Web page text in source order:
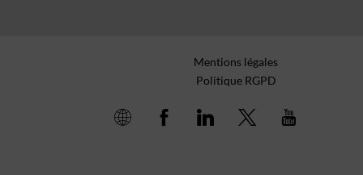
Mentions légales
Politique RGPD